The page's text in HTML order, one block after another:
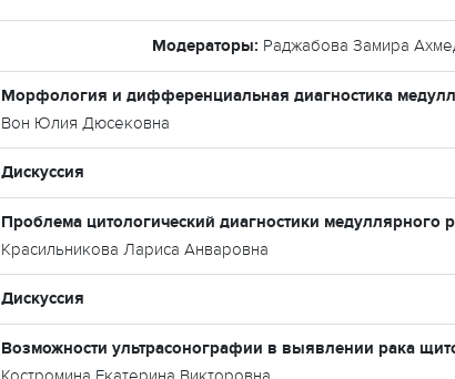
Модераторы: Раджабова Замира
Морфология и дифференциальная диагностика
Вон Юлия Дюсековна
Дискуссия
Проблема цитологический диагностики
Красильникова Лариса Анваровна
Дискуссия
Возможности ультрасонографии в выявлении рака